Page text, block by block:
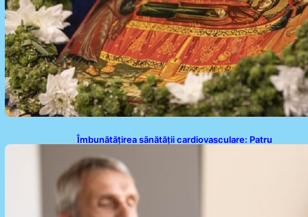
Îmbunătățirea sănătății cardiovasculare: Patru
la domiciliu